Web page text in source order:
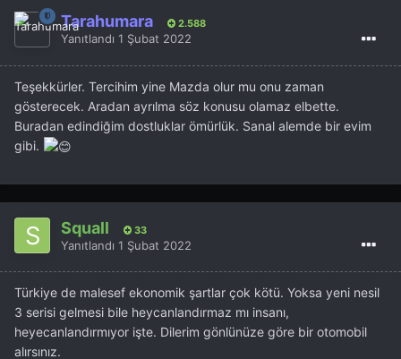
Tarahumara 2.588
Yanıtlandı 1 Şubat 2022
Teşekkürler. Tercihim yine Mazda olur mu onu zaman
gösterecek. Aradan ayrılma söz konusu olamaz elbette.
Buradan edindiğim dostluklar ömürlük. Sanal alemde bir evim
gibi.
Squall 33
Yanıtlandı 1 Şubat 2022
Türkiye de malesef ekonomik şartlar çok kötü. Yoksa yeni nesil
3 serisi gelmesi bile heycanlandırmaz mı insanı,
heyecanlandırmıyor işte. Dilerim gönlünüze göre bir otomobil
alırsınız.